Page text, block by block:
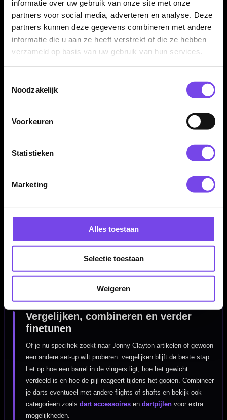
informatie over uw gebruik van onze site met onze
partners voor social media, adverteren en analyse. Deze
partners kunnen deze gegevens combineren met andere
informatie die u aan ze heeft verstrekt of die ze hebben
verzameld op basis van uw gebruik van hun services.
Noodzakelijk
Voorkeuren
Statistieken
Marketing
Alles toestaan
Selectie toestaan
Weigeren
darts verder afstemmen. Zo kun je een set van Jonny Clayton
combineren met onderdelen die beter aansluiten bij jouw
voorkeur in stabiliteit, snelheid en worpritme.
Spelersartikelen voor fans en
Artikelen van bekende dartspelers zijn populair bij fans, maar
kun je eenvoudig
verschillende spelercollecties naast elkaar bekijken. Zo
en speelgevoel.
Jonny Clayton en andere bekende
Zoek je naast Jonny Clayton ook andere spelerscollecties? Dan
kun je binnen de spelerscategorie eenvoudig verder kijken naar
andere bekende namen. Dat maakt het makkelijker om te
vergelijken op griptype, gewicht, barrelvorm en afwerking. Zo
bij jouw spel.
Vergelijken, combineren en verder
finetunen
Of je nu specifiek zoekt naar Jonny Clayton artikelen of gewoon
een andere set-up wilt proberen: vergelijken blijft de beste stap.
Let op hoe een barrel in de vingers ligt, hoe het gewicht
verdeeld is en hoe de pijl reageert tijdens het gooien. Combineer
je darts eventueel met andere flights of shafts en bekijk ook
categorieën zoalsdart accessoires endartpijlen voor extra
mogelijkheden.